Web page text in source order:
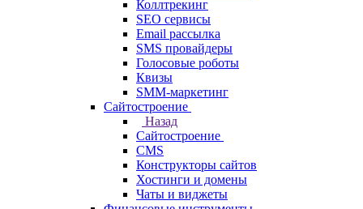
Коллтрекинг
SEO сервисы
Email расcылка
SMS провайдеры
Голосовые роботы
Квизы
SMM-маркетинг
Сайтостроение
Назад
Сайтостроение
CMS
Конструкторы сайтов
Хостинги и домены
Чаты и виджеты